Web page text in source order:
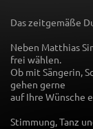
Das zeitgemäße
Neben Matthias
frei wählen.
Ob mit Sängerin,
gehen gerne
auf Ihre Wünsche
Stimmung, Tanz